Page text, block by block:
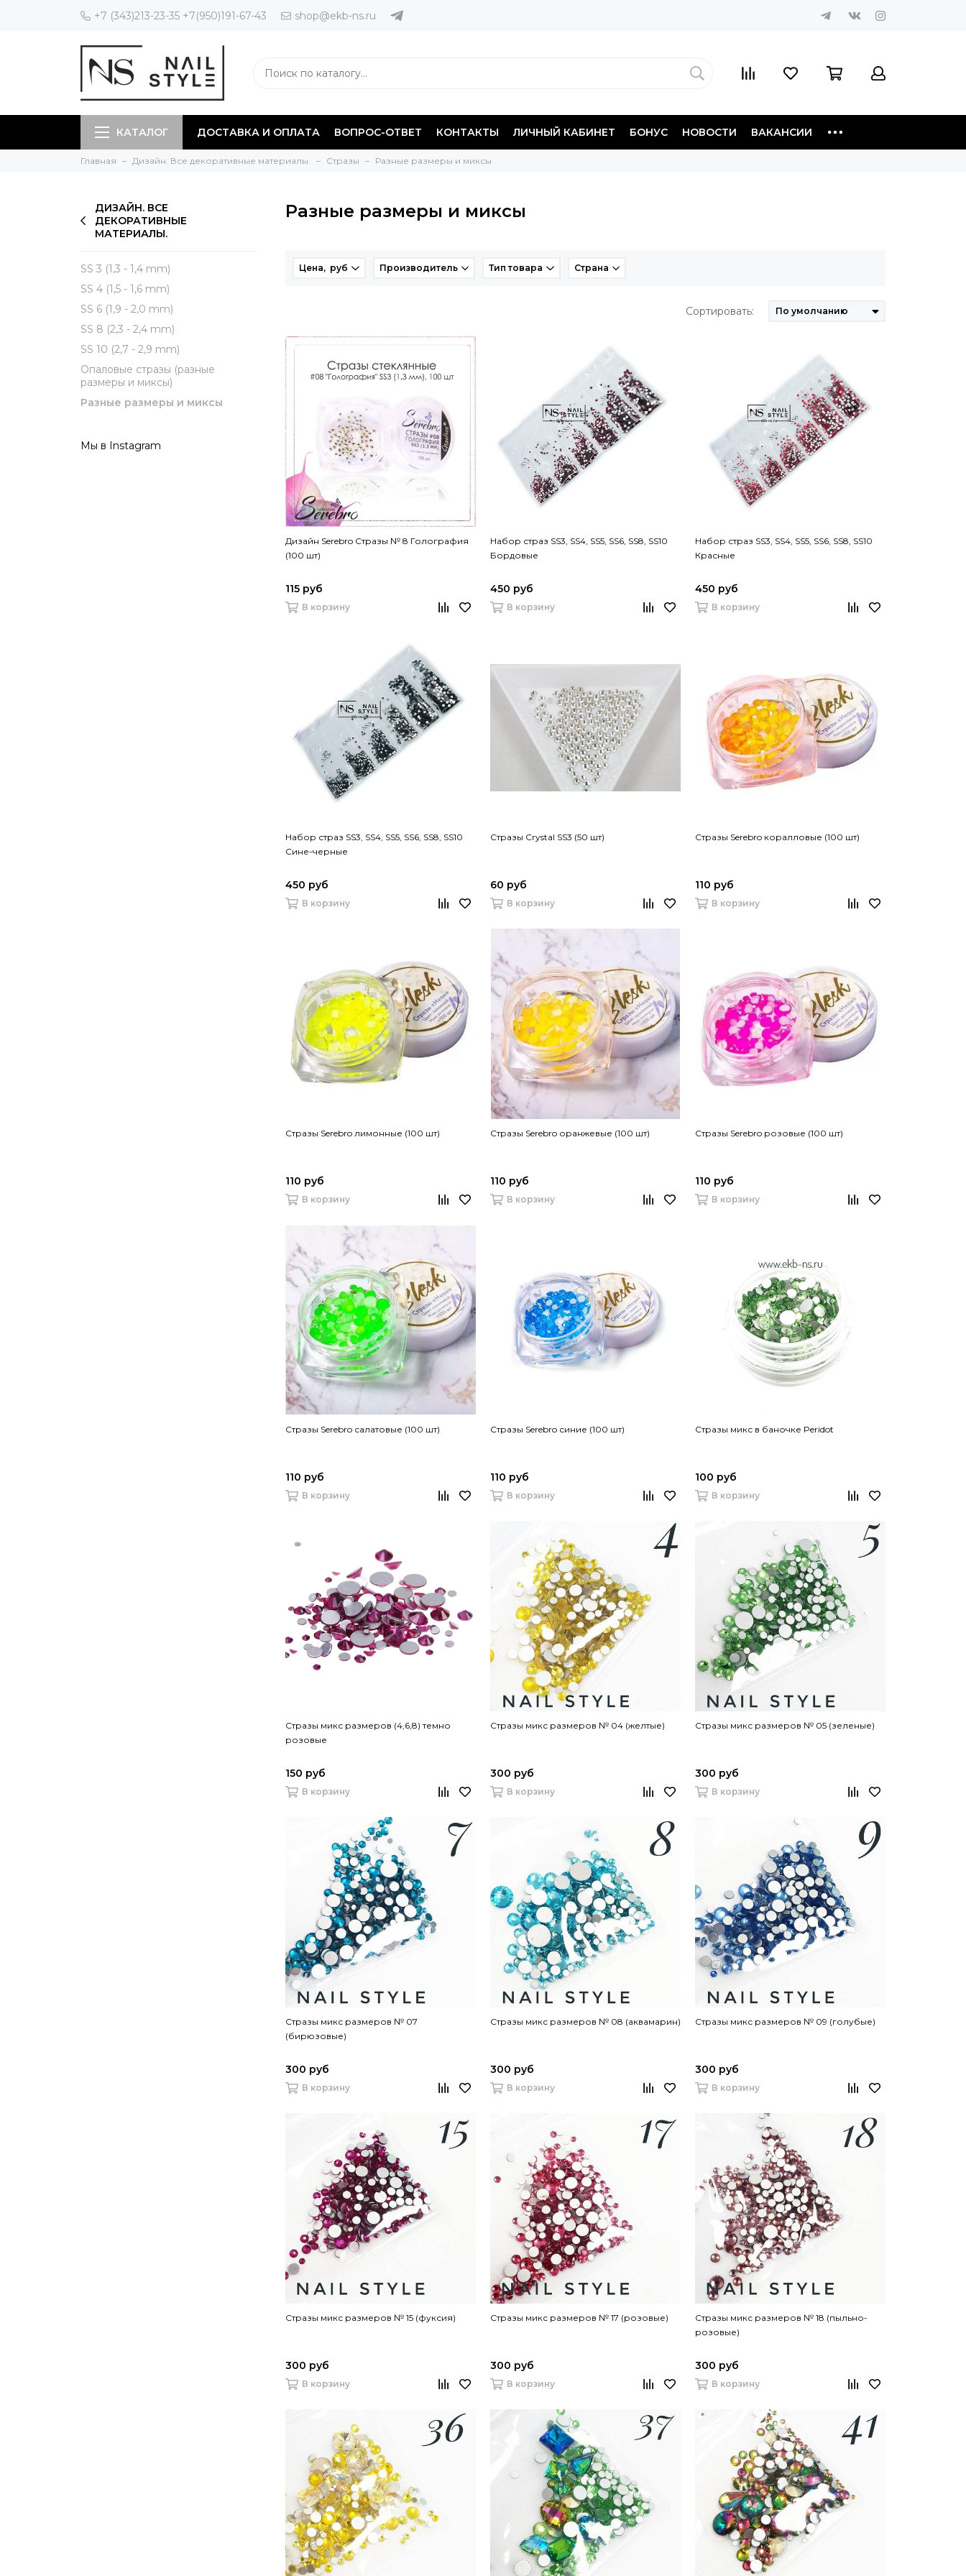
+7 (343)213-23-35 +7(950)191-67-43 shop@ekb-ns.ru
КАТАЛОГ ДОСТАВКА И ОПЛАТА ВОПРОС-ОТВЕТ КОНТАКТЫ ЛИЧНЫЙ КАБИНЕТ БОНУС НОВОСТИ ВАКАНСИИ
Главная Дизайн. Все декоративные материалы. Стразы Разные размеры и миксы
ДИЗАЙН. ВСЕ
ДЕКОРАТИВНЫЕ
МАТЕРИАЛЫ.
SS 3 (1,3 - 1,4 mm)
SS 4 (1,5 - 1,6 mm)
SS 6 (1,9 - 2,0 mm)
SS 8 (2,3 - 2,4 mm)
SS 10 (2,7 - 2,9 mm)
Опаловые стразы (разные
размеры и миксы)
Разные размеры и миксы
Мы в Instagram
Разные размеры и миксы
Цена, руб Производитель Тип товара Страна
Сортировать:
Дизайн Serebro Стразы № 8 Голография
(100 шт)
115 руб
В корзину
Набор страз SS3, SS4, SS5, SS6, SS8, SS10
Бордовые
450 руб
В корзину
Набор страз SS3, SS4, SS5, SS6, SS8, SS10
Красные
450 руб
В корзину
Набор страз SS3, SS4, SS5, SS6, SS8, SS10
Сине-черные
450 руб
В корзину
Стразы Crystal SS3 (50 шт)
60 руб
В корзину
Стразы Serebro коралловые (100 шт)
110 руб
В корзину
Стразы Serebro лимонные (100 шт)
110 руб
В корзину
Стразы Serebro оранжевые (100 шт)
110 руб
В корзину
Стразы Serebro розовые (100 шт)
110 руб
В корзину
Стразы Serebro салатовые (100 шт)
110 руб
В корзину
Стразы Serebro синие (100 шт)
110 руб
В корзину
Стразы микс в баночке Peridot
100 руб
В корзину
Стразы микс размеров (4,6,8) темно
розовые
150 руб
В корзину
Стразы микс размеров № 04 (желтые)
300 руб
В корзину
Стразы микс размеров № 05 (зеленые)
300 руб
В корзину
Стразы микс размеров № 07
(бирюзовые)
300 руб
В корзину
Стразы микс размеров № 08 (аквамарин)
300 руб
В корзину
Стразы микс размеров № 09 (голубые)
300 руб
В корзину
Стразы микс размеров № 15 (фуксия)
300 руб
В корзину
Стразы микс размеров № 17 (розовые)
300 руб
В корзину
Стразы микс размеров № 18 (пыльно-
розовые)
300 руб
В корзину